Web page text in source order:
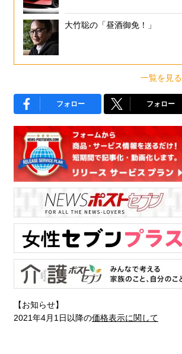
大竹聡の「昼酒御免！」
一覧を見る
フォロー フォロー
【お知らせ】
2021年4月1日以降の価格表示に関して